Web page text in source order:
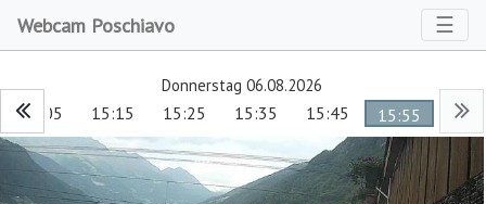
Webcam Poschiavo ☰
Donnerstag 06.08.2026
15:05 15:15 15:25 15:35 15:45 15:55